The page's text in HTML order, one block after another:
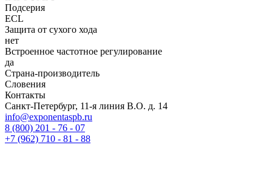
Подсерия
ECL
Защита от сухого хода
нет
Встроенное частотное регулирование
да
Страна-производитель
Словения
Контакты
Санкт-Петербург, 11-я линия В.О. д. 14
info@exponentaspb.ru
8 (800) 201 - 76 - 07
+7 (962) 710 - 81 - 88